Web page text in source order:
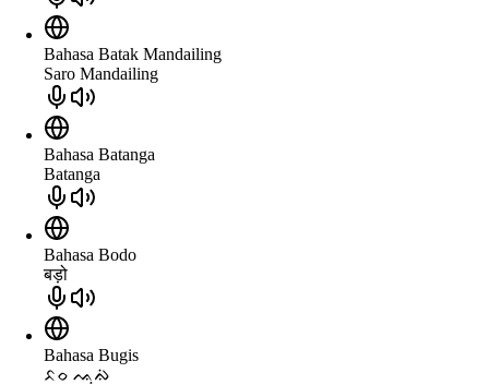
Bahasa Batak Mandailing
Saro Mandailing
Bahasa Batanga
Batanga
Bahasa Bodo
बड़ो
Bahasa Bugis
ᨅᨔ ᨕᨘᨁᨗ